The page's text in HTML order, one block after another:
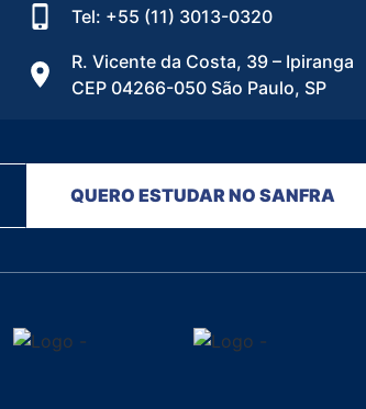
Tel: +55 (11) 3013-0320
R. Vicente da Costa, 39 – Ipiranga
CEP 04266-050 São Paulo, SP
QUERO ESTUDAR NO SANFRA